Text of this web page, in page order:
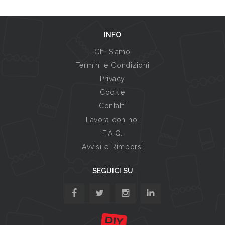
INFO
Chi Siamo
Termini e Condizioni
Privacy
Cookie
Contatti
Lavora con noi
F.A.Q.
Avvisi e Rimborsi
SEGUICI SU